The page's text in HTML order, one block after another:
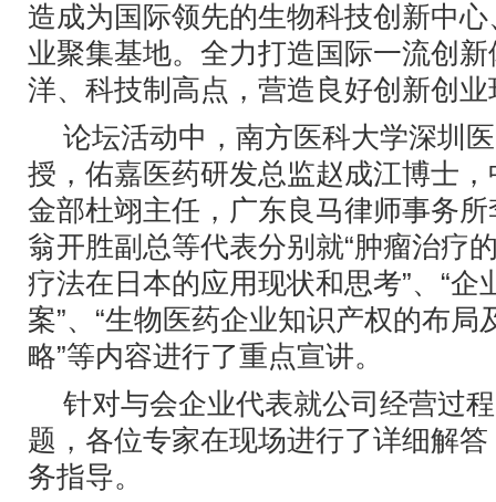
造成为国际领先的生物科技创新中
业聚集基地。全力打造国际一流创
洋、科技制高点，营造良好创新创业
论坛活动中，南方医科大学深圳
授，佑嘉医药研发总监赵成江博士
金部杜翊主任，广东良马律师事务
翁开胜副总等代表分别就“肿瘤治疗
疗法在日本的应用现状和思考”、“企
案”、“生物医药企业知识产权的布局
略”等内容进行了重点宣讲。
针对与会企业代表就公司经营过
题，各位专家在现场进行了详细解
务指导。